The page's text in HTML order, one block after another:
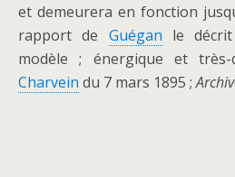
et demeurera en fonction
rapport de Guégan le
modèle ; énergique et
Charvein du 7 mars 1895 ;